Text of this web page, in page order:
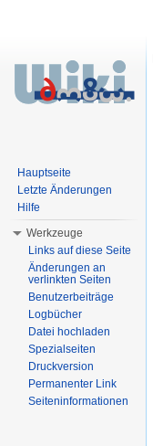
Hauptseite
Letzte Änderungen
Hilfe
Werkzeuge
Links auf diese Seite
Änderungen an
verlinkten Seiten
Benutzerbeiträge
Logbücher
Datei hochladen
Spezialseiten
Druckversion
Permanenter Link
Seiteninformationen